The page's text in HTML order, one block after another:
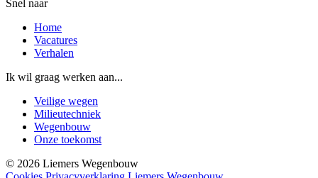
Snel naar
Home
Vacatures
Verhalen
Ik wil graag werken aan...
Veilige wegen
Milieutechniek
Wegenbouw
Onze toekomst
© 2026 Liemers Wegenbouw